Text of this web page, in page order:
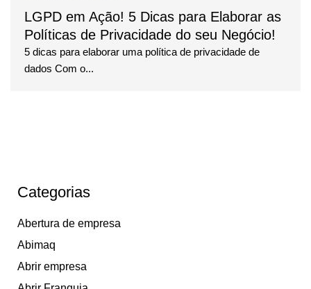
LGPD em Ação! 5 Dicas para Elaborar as
Políticas de Privacidade do seu Negócio!
5 dicas para elaborar uma política de privacidade de
dados Com o...
Categorias
Abertura de empresa
Abimaq
Abrir empresa